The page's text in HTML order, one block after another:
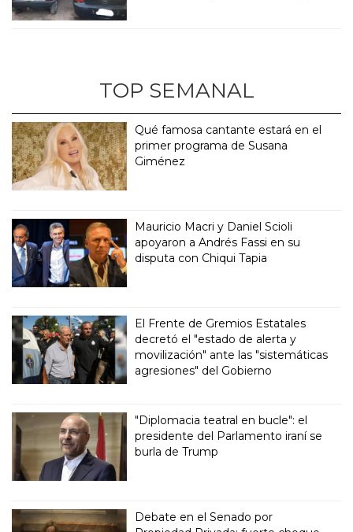
TOP SEMANAL
Qué famosa cantante estará en el
primer programa de Susana
Giménez
Mauricio Macri y Daniel Scioli
apoyaron a Andrés Fassi en su
disputa con Chiqui Tapia
El Frente de Gremios Estatales
decretó el "estado de alerta y
movilización" ante las "sistemáticas
agresiones" del Gobierno
"Diplomacia teatral en bucle": el
presidente del Parlamento iraní se
burla de Trump
Debate en el Senado por